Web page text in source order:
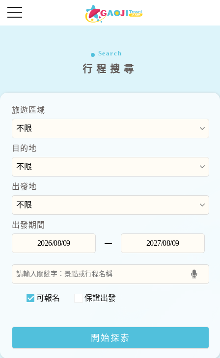
往前 往後
Search
行程搜尋
旅遊區域
目的地
出發地
出發期間
可報名 保證出發